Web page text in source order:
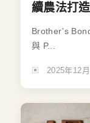
續農法打
Brother’s
與 P...
2025年12